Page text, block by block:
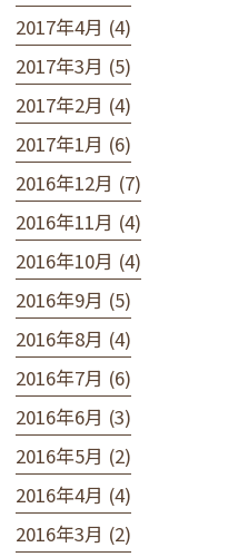
2017年4月 (4)
2017年3月 (5)
2017年2月 (4)
2017年1月 (6)
2016年12月 (7)
2016年11月 (4)
2016年10月 (4)
2016年9月 (5)
2016年8月 (4)
2016年7月 (6)
2016年6月 (3)
2016年5月 (2)
2016年4月 (4)
2016年3月 (2)